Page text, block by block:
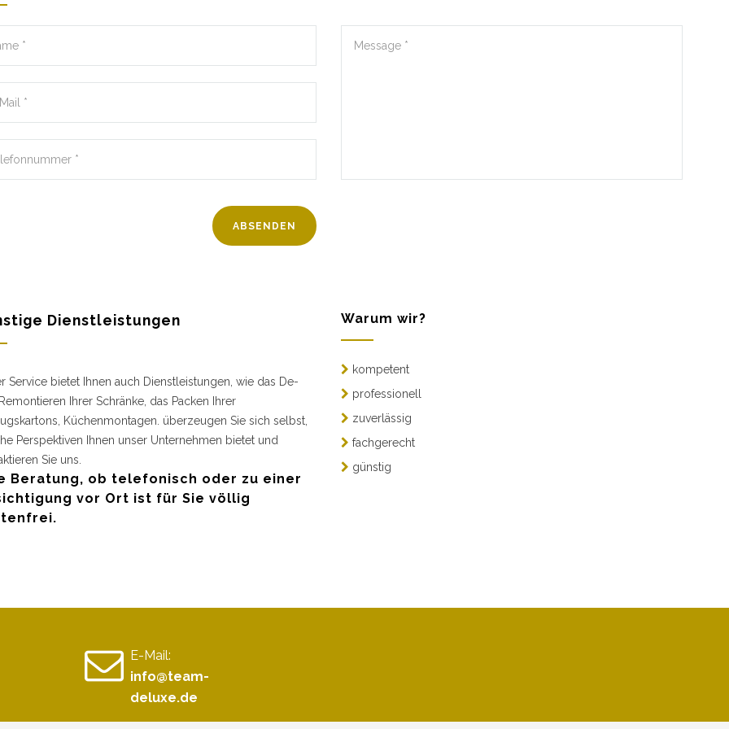
Dienstleistungen
Service bietet Ihnen auch Dienstleistungen, wie das De-
Ihrer Schränke, das Packen Ihrer
Küchenmontagen. überzeugen Sie sich selbst,
Perspektiven Ihnen unser Unternehmen bietet und
Sie uns.
Beratung, ob telefonisch oder zu einer
vor Ort ist für Sie völlig
Warum wir?
kompetent
professionell
zuverlässig
fachgerecht
günstig
E-Mail:
info@team-
deluxe.de